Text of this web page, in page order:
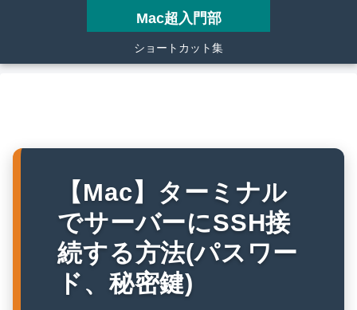
Mac超入門部
ショートカット集
【Mac】ターミナル
でサーバーにSSH接
続する方法(パスワー
ド、秘密鍵)